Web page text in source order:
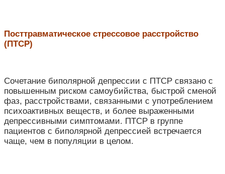
Посттравматическое стрессовое расстройство
(ПТСР)
Сочетание биполярной депрессии с ПТСР связано с
повышенным риском самоубийства, быстрой сменой
фаз, расстройствами, связанными с употреблением
психоактивных веществ, и более выраженными
депрессивными симптомами. ПТСР в группе
пациентов с биполярной депрессией встречается
чаще, чем в популяции в целом.